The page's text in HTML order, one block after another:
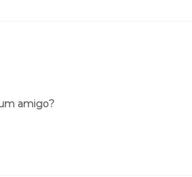
amigo?